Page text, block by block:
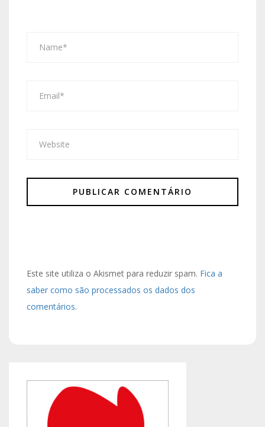
Este site utiliza o Akismet para reduzir spam. Fica a
saber como são processados os dados dos
comentários.